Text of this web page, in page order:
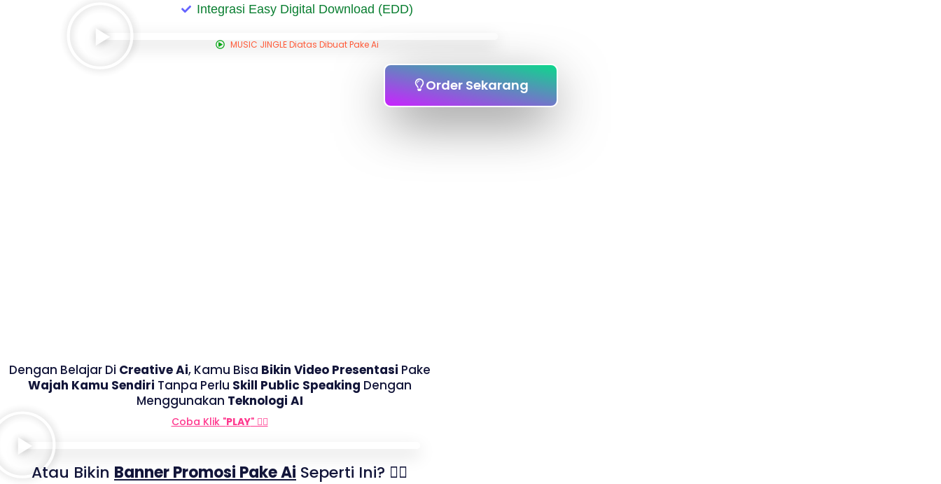
Integrasi Easy Digital Download (EDD)
MUSIC JINGLE Diatas Dibuat Pake Ai
Order Sekarang
Dengan Belajar Di Creative Ai, Kamu Bisa Bikin Video Presentasi Pake
Wajah Kamu Sendiri Tanpa Perlu Skill Public Speaking Dengan
Menggunakan Teknologi AI
Coba Klik "PLAY" 👇🏻
Atau Bikin Banner Promosi Pake Ai Seperti Ini? 👇🏻